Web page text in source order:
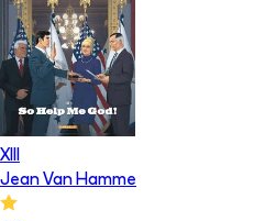
XIII
Jean Van Hamme